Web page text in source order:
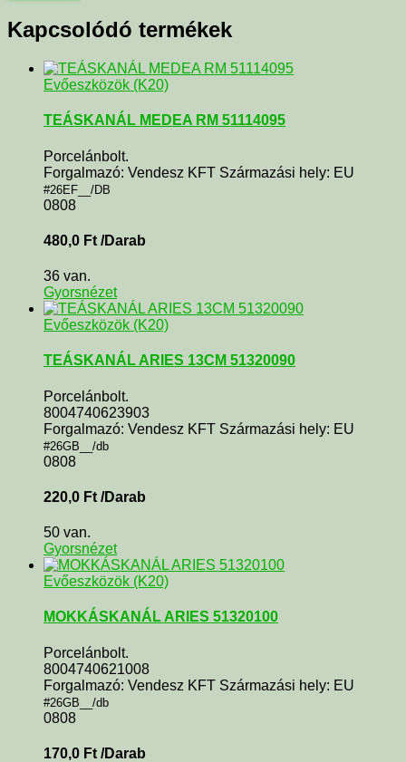
Kapcsolódó termékek
Evőeszközök (K20)
TEÁSKANÁL MEDEA RM 51114095
Porcelánbolt.
Forgalmazó: Vendesz KFT Származási hely: EU
#26EF__/DB
0808
480,0 Ft /Darab
36 van.
Gyorsnézet
Evőeszközök (K20)
TEÁSKANÁL ARIES 13CM 51320090
Porcelánbolt.
8004740623903
Forgalmazó: Vendesz KFT Származási hely: EU
#26GB__/db
0808
220,0 Ft /Darab
50 van.
Gyorsnézet
Evőeszközök (K20)
MOKKÁSKANÁL ARIES 51320100
Porcelánbolt.
8004740621008
Forgalmazó: Vendesz KFT Származási hely: EU
#26GB__/db
0808
170,0 Ft /Darab